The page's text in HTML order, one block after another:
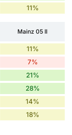
11%
Mainz 05 II
11%
7%
21%
28%
14%
18%